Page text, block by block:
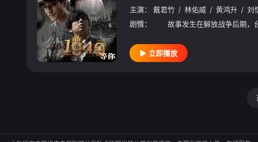
主演：
戴君竹 / 林佑威 / 黄鸿升 / 刘
剧情：
立即播放